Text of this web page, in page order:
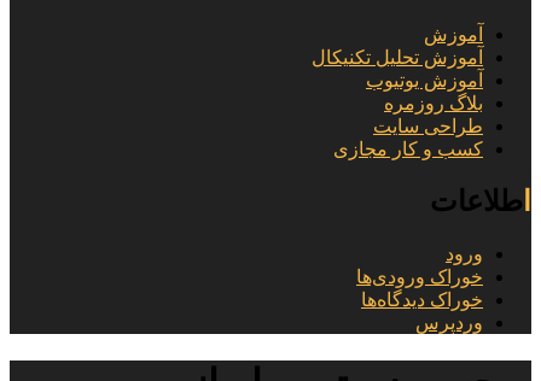
آموزش
آموزش تحلیل تکنیکال
آموزش یوتیوب
بلاگ روزمره
طراحی سایت
کسب و کار مجازی
اطلاعات
ورود
خوراک ورودی‌ها
خوراک دیدگاه‌ها
وردپرس